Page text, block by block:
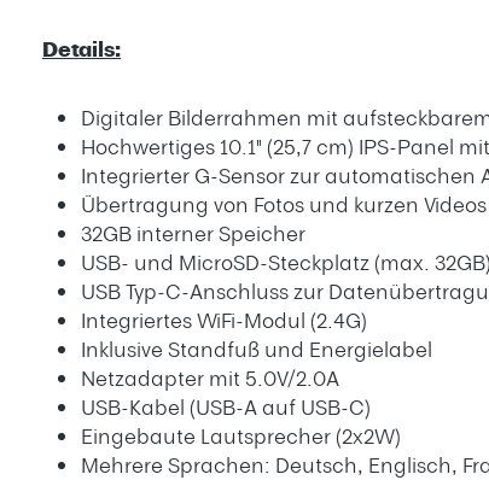
Details:
Digitaler Bilderrahmen mit
Hochwertiges 10.1" (25,7 cm) IPS-Panel
Integrierter G-Sensor zur
Übertragung von Fotos und kurzen
32GB interner Speicher
USB- und MicroSD-Steckplatz (max. 32GB)
USB Typ-C-Anschluss zur
Integriertes WiFi-Modul (2.4G)
Inklusive Standfuß und Energielabel
Netzadapter mit 5.0V/2.0A
USB-Kabel (USB-A auf USB-C)
Eingebaute Lautsprecher (2x2W)
Mehrere Sprachen: Deutsch, Englisch,